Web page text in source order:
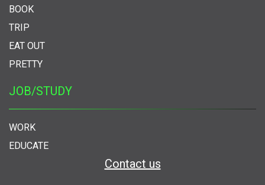
BOOK
TRIP
EAT OUT
PRETTY
JOB/STUDY
WORK
EDUCATE
Contact us